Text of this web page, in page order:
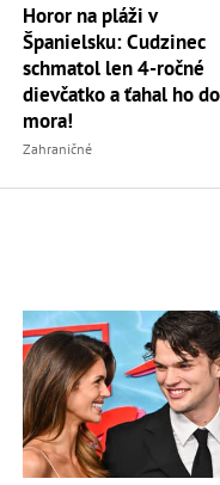
Horor na pláži v
Španielsku: Cudzinec
schmatol len 4-ročné
dievčatko a ťahal ho do
mora!
Zahraničné